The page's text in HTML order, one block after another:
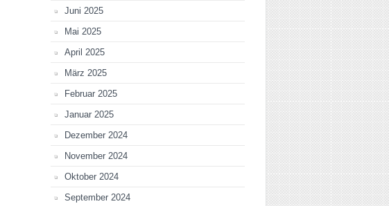
Juni 2025
Mai 2025
April 2025
März 2025
Februar 2025
Januar 2025
Dezember 2024
November 2024
Oktober 2024
September 2024